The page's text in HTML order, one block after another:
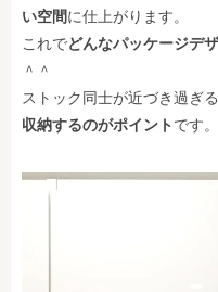
い空間に仕上がります。
これでどんなパッケージデ
＾＾
ストック同士が近づき過ぎ
収納するのがポイント です。